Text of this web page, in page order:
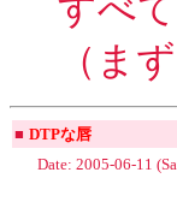
すべ
（ま
■ DTPな唇
Date: 2005-06-11